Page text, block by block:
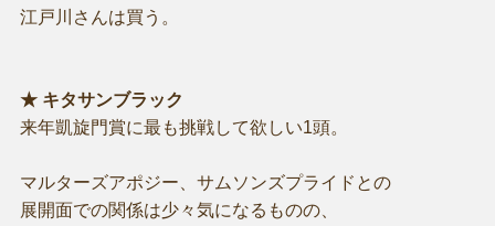
江戸川さんは買う。
★ キタサンブラック
来年凱旋門賞に最も挑戦して欲しい1頭。
マルターズアポジー、サムソンズプライドとの
展開面での関係は少々気になるものの、